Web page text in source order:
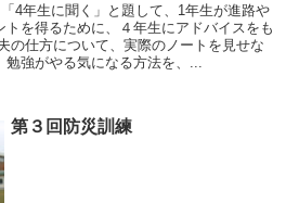
4年生に聞く」と題して、1年生が進路や
を得るために、４年生にアドバイスをも
の仕方について、実際のノートを見せな
強がやる気になる方法を、...
第３回防災訓練